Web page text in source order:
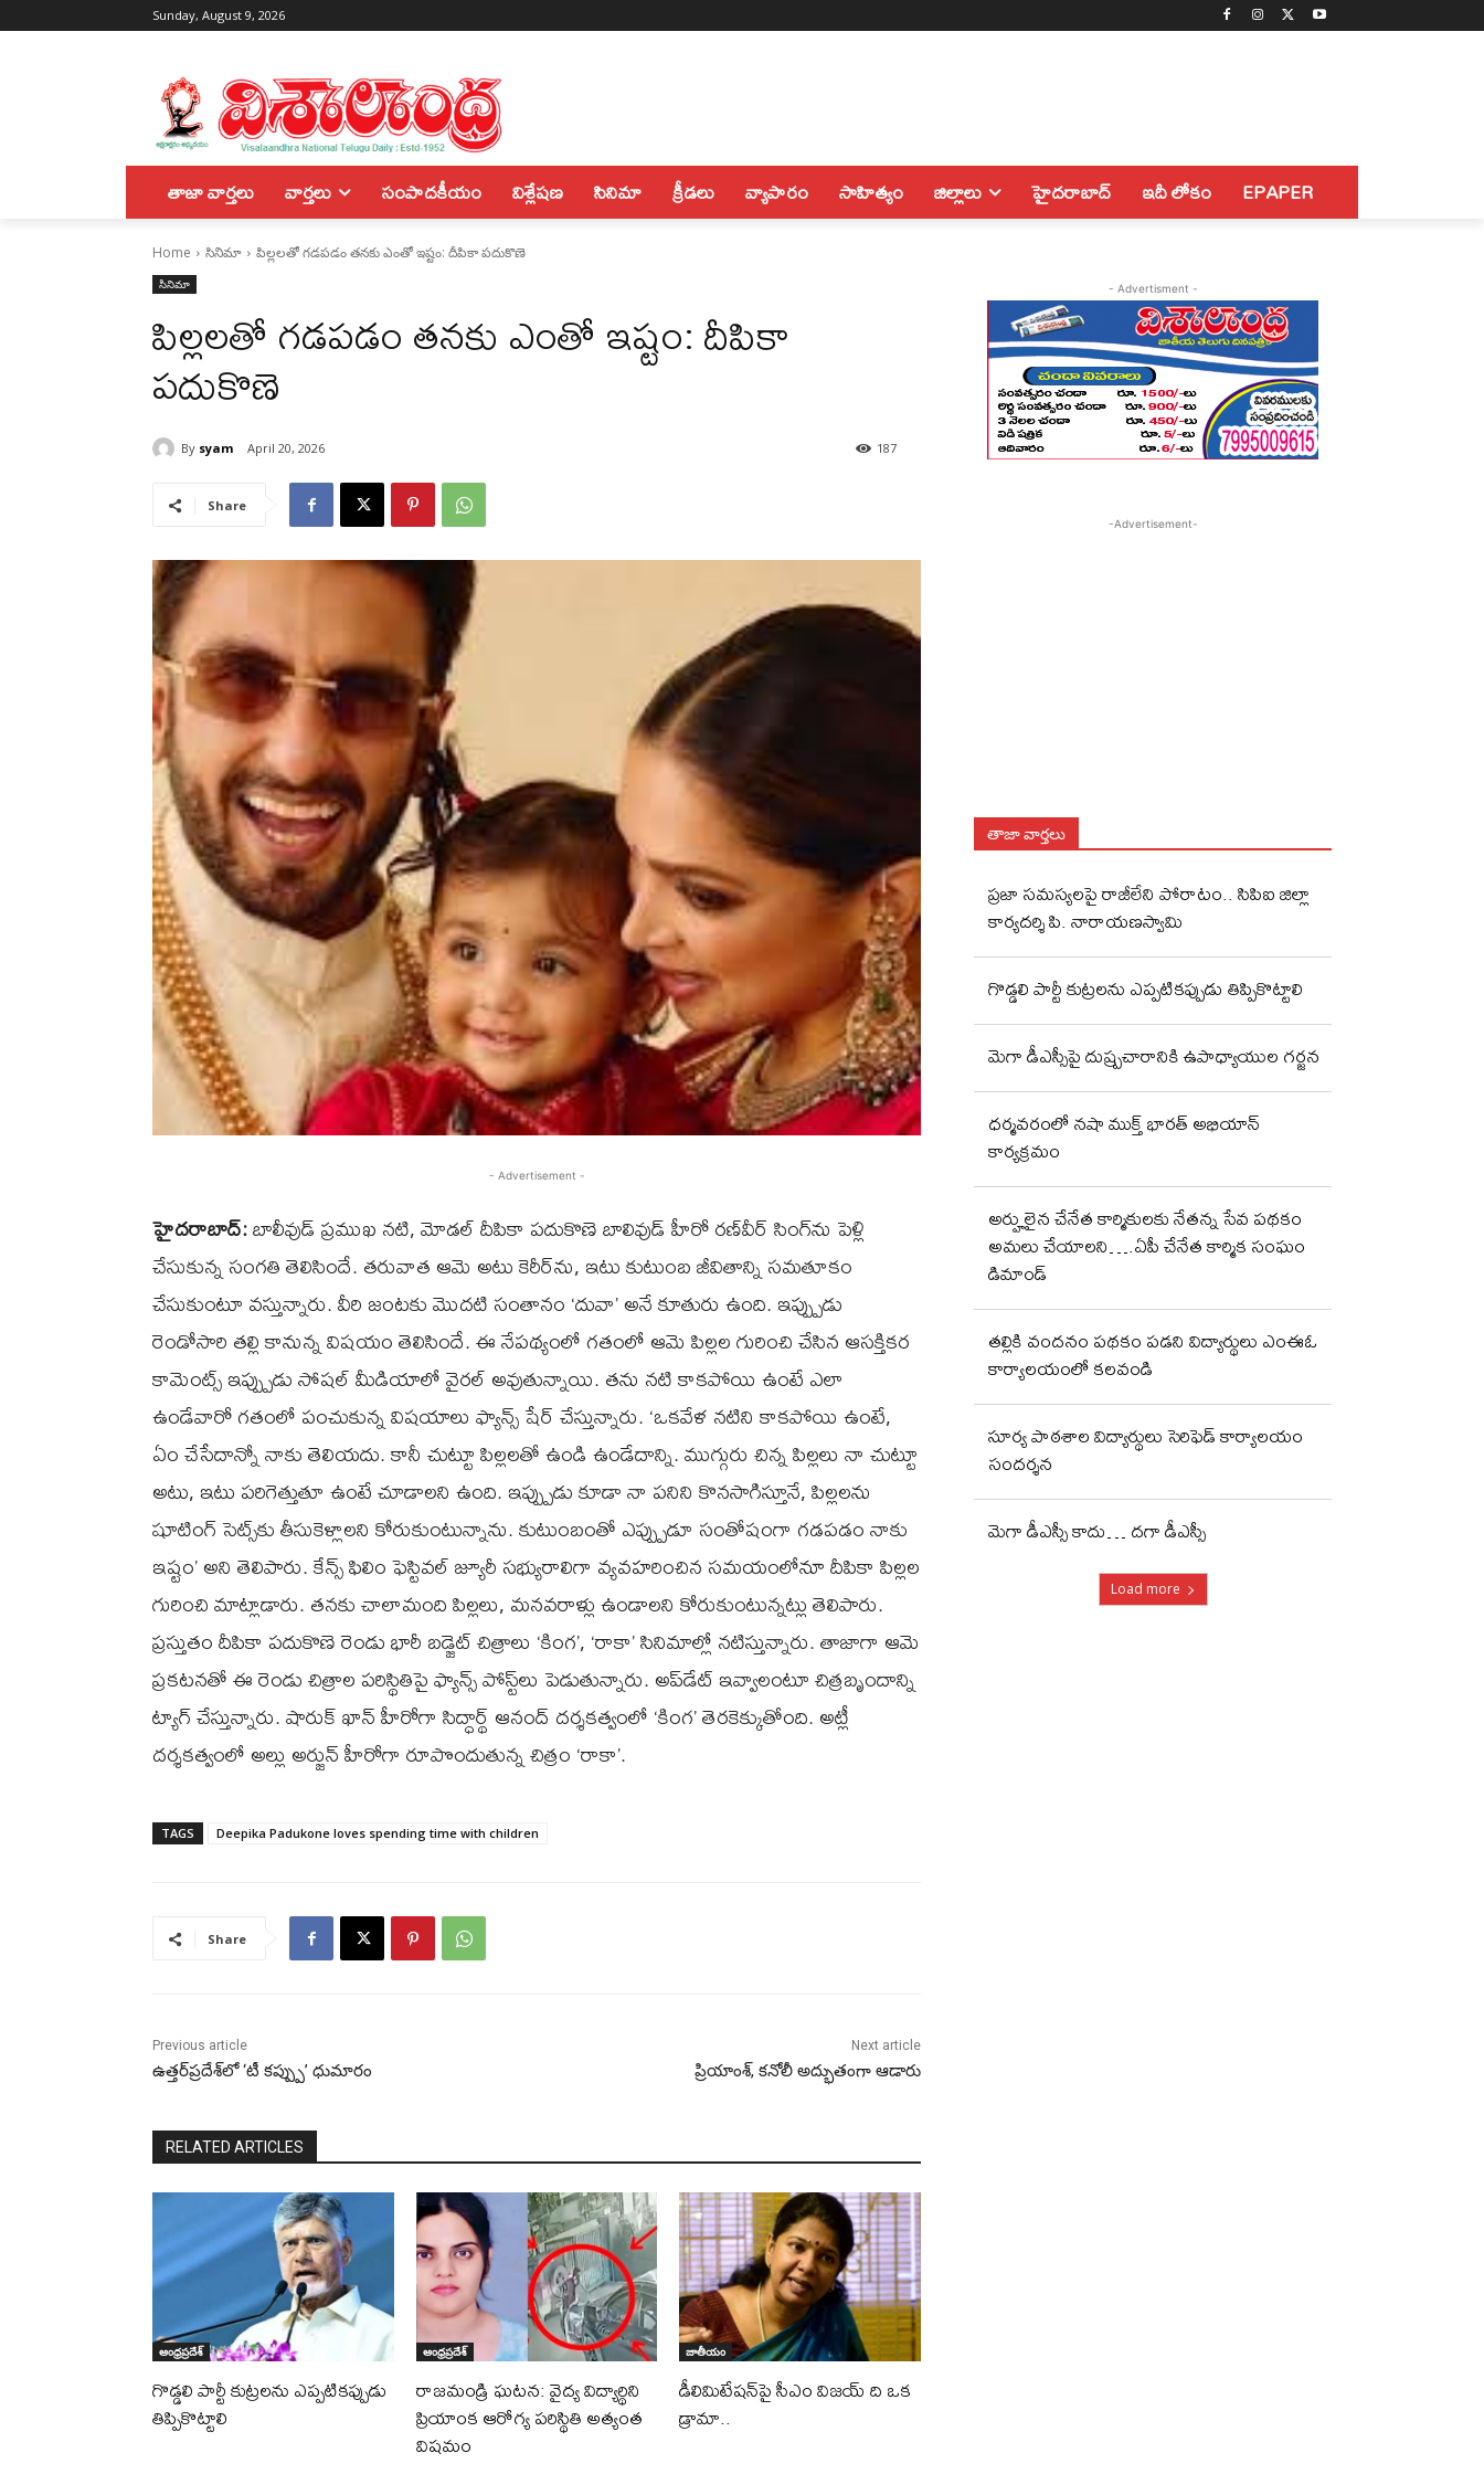
Sunday, August 9, 2026
తాజా వార్తలు వార్తలు సంపాదకీయం విశ్లేషణ సినిమా క్రీడలు వ్యాపారం సాహిత్యం జిల్లాలు హైదరాబాద్ ఇదీ లోకం EPAPER
Home సినిమా పిల్లలతో గడపడం తనకు ఎంతో ఇష్టం: దీపికా పదుకొణె
సినిమా
పిల్లలతో గడపడం తనకు ఎంతో ఇష్టం: దీపికా
పదుకొణె
By syam April 20, 2026 187
Share
- Advertisement -
హైదరాబాద్:బాలీవుడ్ ప్రముఖ నటి, మోడల్ దీపికా పదుకొణె బాలివుడ్ హీరో రణ్‌వీర్ సింగ్‌ను పెళ్లి
చేసుకున్న సంగతి తెలిసిందే. తరువాత ఆమె అటు కెరీర్‌ను, ఇటు కుటుంబ జీవితాన్ని సమతూకం
చేసుకుంటూ వస్తున్నారు. వీరి జంటకు మొదటి సంతానం ‘దువా’ అనే కూతురు ఉంది. ఇప్ప్పుడు
రెండోసారి తల్లి కానున్న విషయం తెలిసిందే. ఈ నేపథ్యంలో గతంలో ఆమె పిల్లల గురించి చేసిన ఆసక్తికర
కామెంట్స్ ఇప్ప్పుడు సోషల్ మీడియాలో వైరల్ అవుతున్నాయి. తను నటి కాకపోయి ఉంటే ఎలా
ఉండేవారో గతంలో పంచుకున్న విషయాలు ఫ్యాన్స్ షేర్ చేస్తున్నారు. ‘ఒకవేళ నటిని కాకపోయి ఉంటే,
ఏం చేసేదాన్నో నాకు తెలియదు. కానీ చుట్టూ పిల్లలతో ఉండి ఉండేదాన్ని. ముగ్గురు చిన్న పిల్లలు నా చుట్టూ
అటు, ఇటు పరిగెత్తుతూ ఉంటే చూడాలని ఉంది. ఇప్ప్పుడు కూడా నా పనిని కొనసాగిస్తూనే, పిల్లలను
షూటింగ్ సెట్స్‌కు తీసుకెళ్లాలని కోరుకుంటున్నాను. కుటుంబంతో ఎప్ప్పుడూ సంతోషంగా గడపడం నాకు
ఇష్టం’ అని తెలిపారు. కేన్స్ ఫిలిం ఫెస్టివల్ జ్యూరీ సభ్యురాలిగా వ్యవహరించిన సమయంలోనూ దీపికా పిల్లల
గురించి మాట్లాడారు. తనకు చాలామంది పిల్లలు, మనవరాళ్లు ఉండాలని కోరుకుంటున్నట్లు తెలిపారు.
ప్రస్తుతం దీపికా పదుకొణె రెండు భారీ బడ్జెట్ చిత్రాలు ‘కింగ’, ‘రాకా’ సినిమాల్లో నటిస్తున్నారు. తాజాగా ఆమె
ప్రకటనతో ఈ రెండు చిత్రాల పరిస్థితిపై ఫ్యాన్స్ పోస్ట్‌లు పెడుతున్నారు. అప్‌డేట్ ఇవ్వాలంటూ చిత్రబృందాన్ని
ట్యాగ్ చేస్తున్నారు. షారుక్ ఖాన్ హీరోగా సిద్ధార్థ్ ఆనంద్ దర్శకత్వంలో ‘కింగ’ తెరకెక్కుతోంది. అట్లీ
దర్శకత్వంలో అల్లు అర్జున్ హీరోగా రూపొందుతున్న చిత్రం ‘రాకా’.
TAGS Deepika Padukone loves spending time with children
Share
Previous article
ఉత్తర్‌ప్రదేశ్‌లో ‘టీ కప్ప్పు’ ధుమారం
Next article
ప్రియాంశ్, కనోలీ అద్భుతంగా ఆడారు
RELATED ARTICLES
ఆంధ్రప్రదేశ్
గొడ్డలి పార్టీ కుట్రలను ఎప్పటికప్పుడు
తిప్పికొట్టాలి
ఆంధ్రప్రదేశ్
రాజమండ్రి ఘటన: వైద్య విద్యార్థిని
ప్రియాంక ఆరోగ్య పరిస్థితి అత్యంత
విషమం
జాతీయం
డీలిమిటేషన్‌పై సీఎం విజయ్ ది ఒక
డ్రామా..
- Advertisment -
-Advertisement-
తాజా వార్తలు
ప్రజా సమస్యలపై రాజీలేని పోరాటం.. సిపిఐ జిల్లా
కార్యదర్శి పి. నారాయణస్వామి
గొడ్డలి పార్టీ కుట్రలను ఎప్పటికప్పుడు తిప్పికొట్టాలి
మెగా డీఎస్సీపై దుష్ప్రచారానికి ఉపాధ్యాయుల గర్జన
ధర్మవరంలో నషా ముక్త్ భారత్ అభియాన్
కార్యక్రమం
అర్హులైన చేనేత కార్మికులకు నేతన్న సేవ పథకం
అమలు చేయాలని….ఏపీ చేనేత కార్మిక సంఘం
డిమాండ్
తల్లికి వందనం పథకం పడని విద్యార్థులు ఎంఈఓ
కార్యాలయంలో కలవండి
సూర్య పాఠశాల విద్యార్థులు సెరిఫెడ్ కార్యాలయం
సందర్శన
మెగా డీఎస్సీ కాదు… దగా డీఎస్సీ
Load more